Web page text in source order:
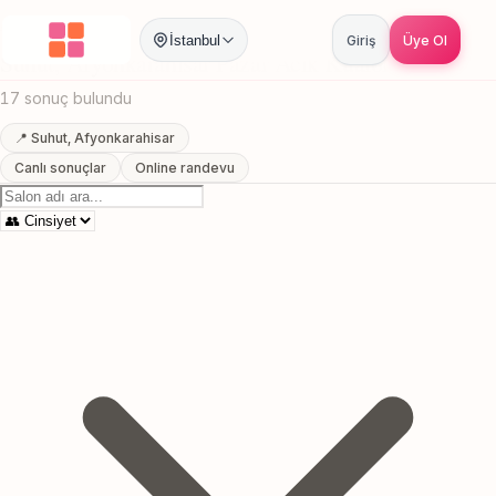
İstanbul Giriş Üye Ol
Anasayfa / Afyonkarahisar Suhut Pazar Acik Kuafor
Suhut, Afyonkarahisar Pazar Acik Kuafor
17 sonuç bulundu
📍 Suhut, Afyonkarahisar
Canlı sonuçlar
Online randevu